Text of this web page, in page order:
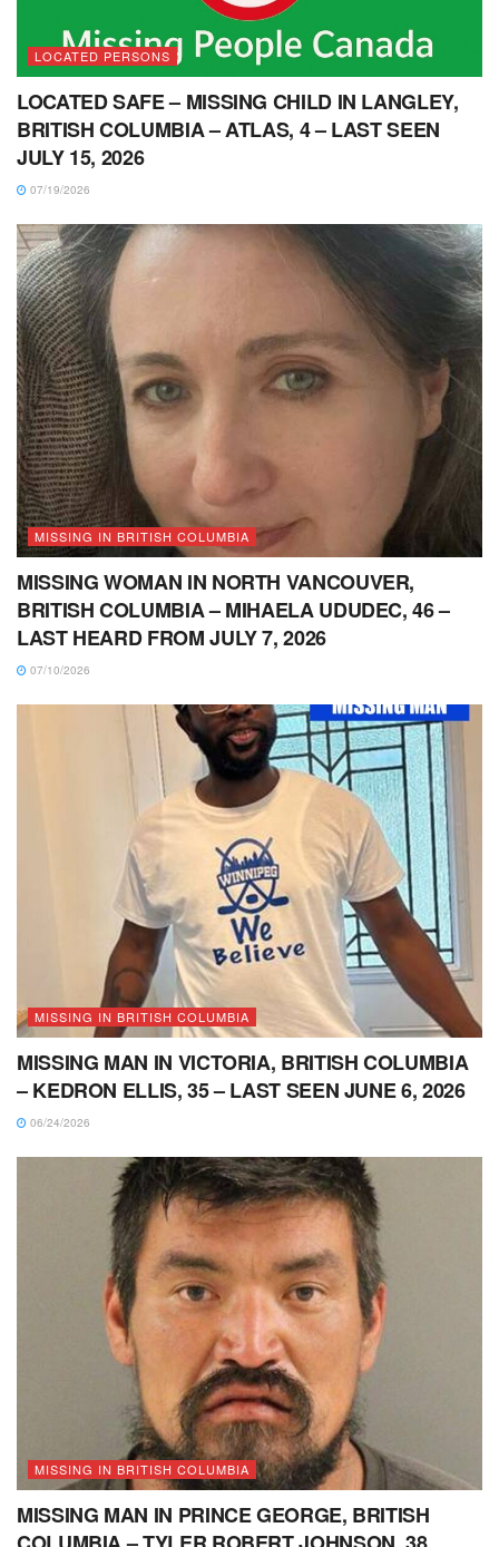
LOCATED PERSONS
LOCATED SAFE – MISSING CHILD IN LANGLEY,
BRITISH COLUMBIA – ATLAS, 4 – LAST SEEN
JULY 15, 2026
07/19/2026
MISSING IN BRITISH COLUMBIA
MISSING WOMAN IN NORTH VANCOUVER,
BRITISH COLUMBIA – MIHAELA UDUDEC, 46 –
LAST HEARD FROM JULY 7, 2026
07/10/2026
MISSING IN BRITISH COLUMBIA
MISSING MAN IN VICTORIA, BRITISH COLUMBIA
– KEDRON ELLIS, 35 – LAST SEEN JUNE 6, 2026
06/24/2026
MISSING IN BRITISH COLUMBIA
MISSING MAN IN PRINCE GEORGE, BRITISH